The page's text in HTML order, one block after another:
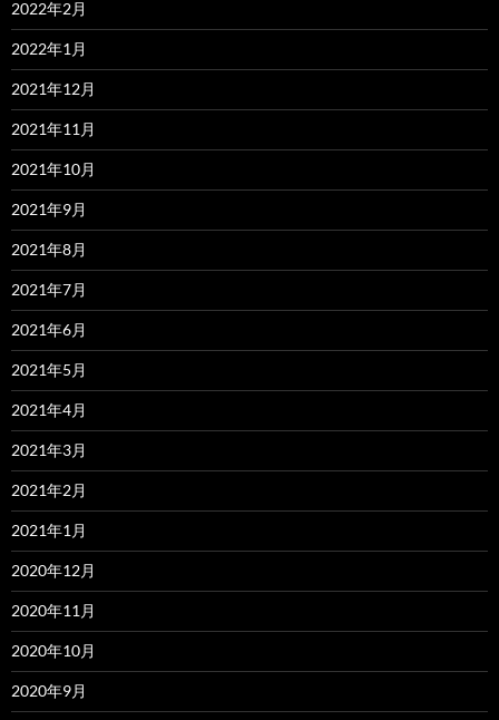
2022年2月
2022年1月
2021年12月
2021年11月
2021年10月
2021年9月
2021年8月
2021年7月
2021年6月
2021年5月
2021年4月
2021年3月
2021年2月
2021年1月
2020年12月
2020年11月
2020年10月
2020年9月